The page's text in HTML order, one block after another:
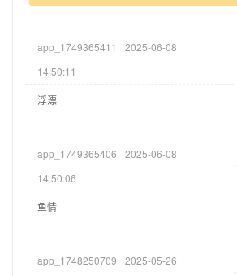
app_1749365411
2025-06-08
14:50:11
浮漂
app_1749365406
2025-06-08
14:50:06
鱼情
app_1748250709
2025-05-26